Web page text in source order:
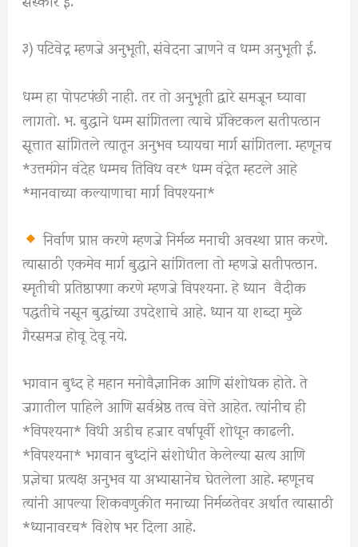
३) पटिवेद्न म्हणजे अनुभूती, संवेदना जाणने व धम्म अनुभूती ई.
धम्म हा पोपटपंछी नाही. तर तो अनुभूती द्वारे समजून घ्यावा
लागतो. भ. बुद्धाने धम्म सांगितला त्याचे प्रॅक्टिकल सतीपत्ठान
सूत्तात सांगितले त्यातून अनुभव घ्यायचा मार्ग सांगितला. म्हणूनच
*उत्तमंगेन वंदेह धम्मच तिविध वर* धम्म वंद्नेत म्हटले आहे
*मानवाच्या कल्याणाचा मार्ग विपश्यना*
निर्वाण प्राप्त करणे म्हणजे निर्मळ मनाची अवस्था प्राप्त करणे.
त्यासाठी एकमेव मार्ग बुद्धाने सांगितला तो म्हणजे सतीपत्ठान.
स्मृतीची प्रतिष्ठापणा करणे म्हणजे विपश्यना. हे ध्यान वैदीक
पद्धतीचे नसून बुद्धांच्या उपदेशाचे आहे. ध्यान या शब्दा मुळे
गैरसमज होवू देवू नये.
भगवान बुध्द हे महान मनोवैज्ञानिक आणि संशोधक होते. ते
जगातील पाहिले आणि सर्वश्रेष्ठ तत्व वेत्ते आहेत. त्यांनीच ही
*विपश्यना* विधी अडीच हजार वर्षापूर्वी शोधून काढली.
*विपश्यना* भगवान बुध्दांने संशोधीत केलेल्या सत्य आणि
प्रज्ञेचा प्रत्यक्ष अनुभव या अभ्यासानेच घेतलेला आहे. म्हणूनच
त्यांनी आपल्या शिकवणुकीत मनाच्या निर्मळतेवर अर्थात त्यासाठी
*ध्यानावरच* विशेष भर दिला आहे.